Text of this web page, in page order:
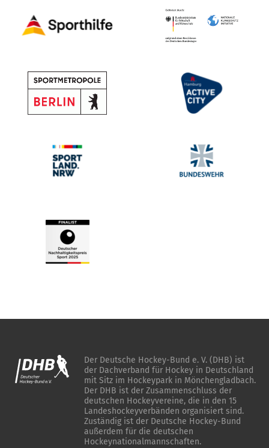
Der Deutsche Hockey-Bund e. V. (DHB) ist
der Dachverband für Hockey in Deutschland
mit Sitz im Hockeypark in Mönchengladbach.
Der DHB ist der Zusammenschluss der
deutschen Hockeyvereine, die in den 15
Landeshockeyverbänden organisiert sind.
Zuständig ist der Deutsche Hockey-Bund
außerdem für die deutschen
Hockeynationalmannschaften.